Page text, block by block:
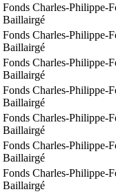
Fonds Charles-Philippe-
Baillairgé
Fonds Charles-Philippe-
Baillairgé
Fonds Charles-Philippe-
Baillairgé
Fonds Charles-Philippe-
Baillairgé
Fonds Charles-Philippe-
Baillairgé
Fonds Charles-Philippe-
Baillairgé
Fonds Charles-Philippe-
Baillairgé